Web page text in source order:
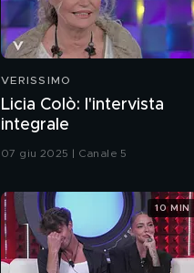
VERISSIMO
Licia Colò: l'intervista
integrale
07 giu 2025 | Canale 5
10 MIN